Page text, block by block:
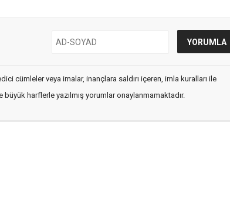
cümleler veya imalar, inançlara saldırı içeren, imla kuralları ile
büyük harflerle yazılmış yorumlar onaylanmamaktadır.